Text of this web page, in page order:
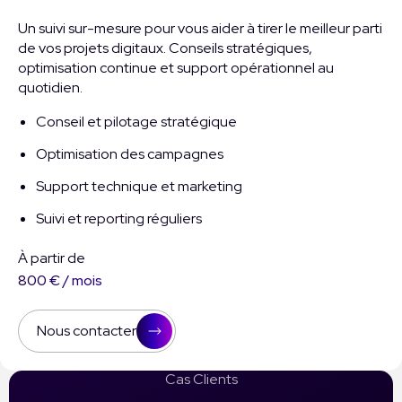
Un suivi sur-mesure pour vous aider à tirer le meilleur parti
de vos projets digitaux. Conseils stratégiques,
optimisation continue et support opérationnel au
quotidien.
Conseil et pilotage stratégique
Optimisation des campagnes
Support technique et marketing
Suivi et reporting réguliers
À partir de
800 € / mois
Nous contacter
Cas Clients